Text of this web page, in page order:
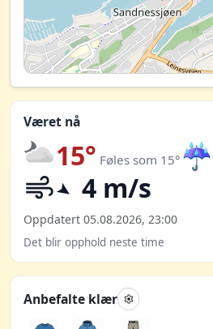
Været nå
15° Føles som 15° ☔
4 m/s
Oppdatert 05.08.2026, 23:00
Det blir opphold neste time
Anbefalte klær